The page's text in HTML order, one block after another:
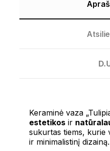
Keraminė vaza
estetikosir
sukurtas tiems, kurie
ir minimalistinį dizainą.